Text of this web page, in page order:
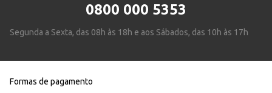
0800 000 5353
Segunda a Sexta, das 08h às 18h e aos Sábados, das 10h às 17h
Formas de pagamento